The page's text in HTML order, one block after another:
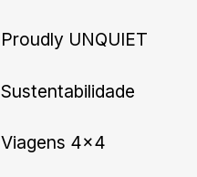
Proudly UNQUIET
Sustentabilidade
Viagens 4×4